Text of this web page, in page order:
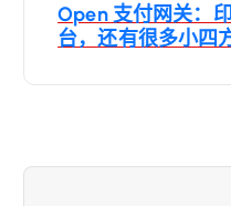
航Open 支付网关：
台，还有很多小四